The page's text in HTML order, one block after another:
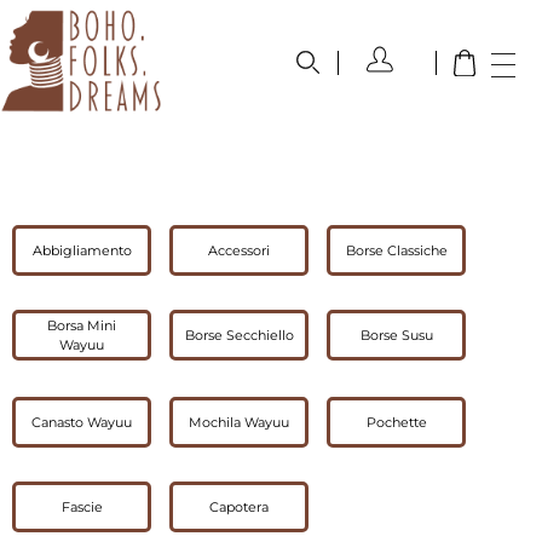
Abbigliamento Accessori Borse Classiche
Borsa Mini
Wayuu
Borse Secchiello Borse Susu
Canasto Wayuu Mochila Wayuu Pochette
Fascie Capotera